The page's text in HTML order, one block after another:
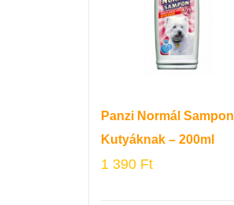
Panzi Normál Sampon
Kutyáknak – 200ml
1 390 Ft